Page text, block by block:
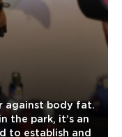
against body fat.
the park, it’s an
to establish and